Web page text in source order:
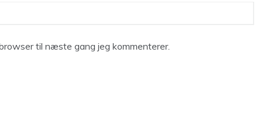
til næste gang jeg kommenterer.